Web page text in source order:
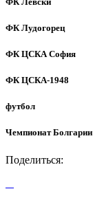
ФК Лудогорец
ФК ЦСКА София
ФК ЦСКА-1948
футбол
Чемпионат
Поделиться: